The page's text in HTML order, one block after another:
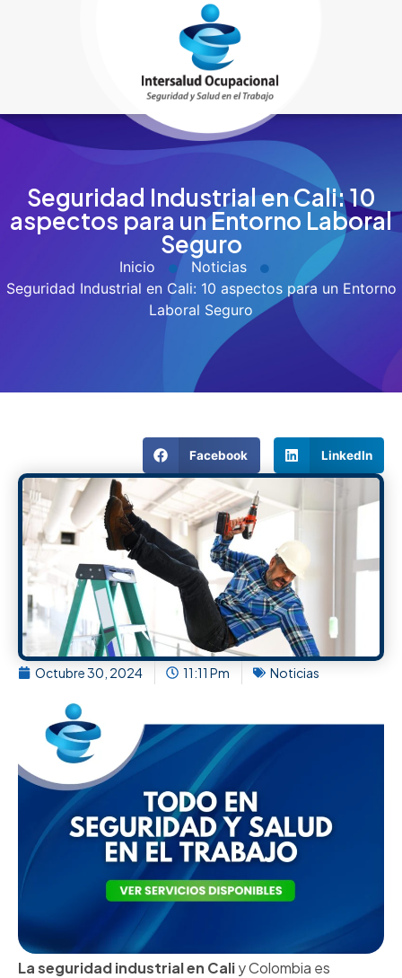
Seguridad Industrial en Cali: 10
aspectos para un Entorno Laboral
Seguro
Inicio
Noticias
Seguridad Industrial en Cali: 10 aspectos para un Entorno
Laboral Seguro
Facebook LinkedIn
Octubre 30, 2024 11:11 Pm Noticias
La seguridad industrial en Caliy Colombia es